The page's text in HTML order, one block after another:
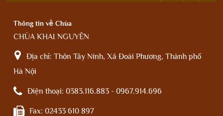
Thông tin về Chùa
CHÙA KHAI NGUYÊN
Địa chỉ: Thôn Tây Ninh, Xã Đoài Phương, Thành phố
Hà Nội
Điện thoại: 0383.116.883 - 0967.914.696
Fax: 02433 610 897